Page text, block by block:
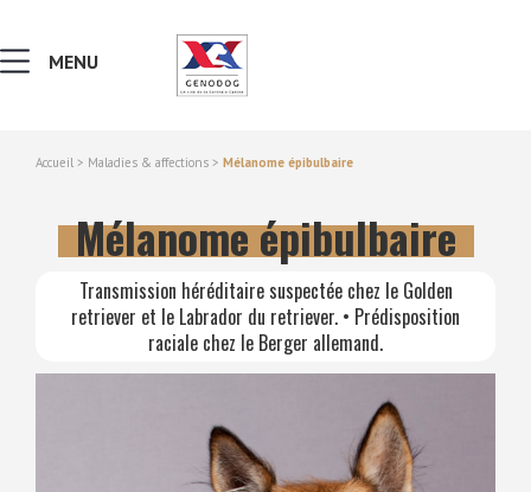
NOTIONS DE GÉNÉTIQUE
RECHERCHER UNE RACE
MENU
Accueil > Maladies & affections > Mélanome épibulbaire
Mélanome épibulbaire
Transmission héréditaire suspectée chez le Golden
retriever et le Labrador du retriever. • Prédisposition
raciale chez le Berger allemand.